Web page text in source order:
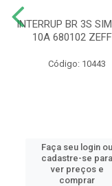
INTERRUP BR 3S
10A 680102
Código: 10443
Faça seu login ou
cadastre-se para
ver preços e
comprar